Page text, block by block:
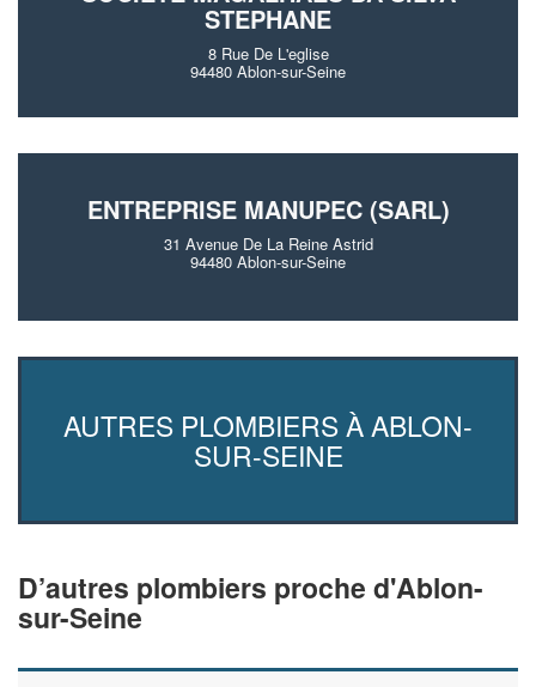
STEPHANE
8 Rue De L'eglise
94480 Ablon-sur-Seine
ENTREPRISE MANUPEC (SARL)
31 Avenue De La Reine Astrid
94480 Ablon-sur-Seine
AUTRES PLOMBIERS À ABLON-
SUR-SEINE
D’autres plombiers proche d'Ablon-
sur-Seine